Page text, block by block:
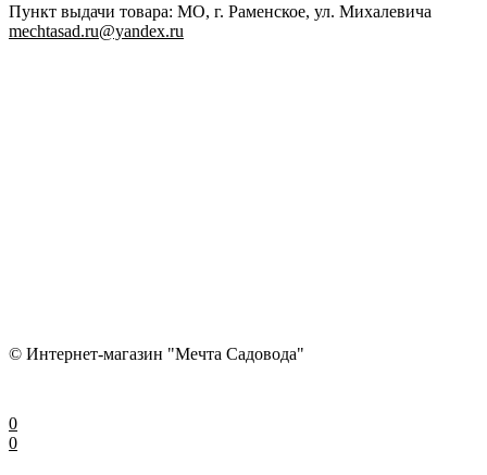
Пункт выдачи товара: МО, г. Раменское, ул. Михалевича
mechtasad.ru@yandex.ru
© Интернет-магазин "Мечта Садовода"
0
0